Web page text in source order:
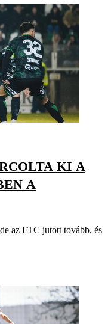
KI A
A
az FTC jutott tovább, és